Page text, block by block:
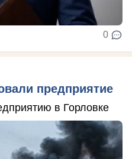
0
предприятие
в Горловке